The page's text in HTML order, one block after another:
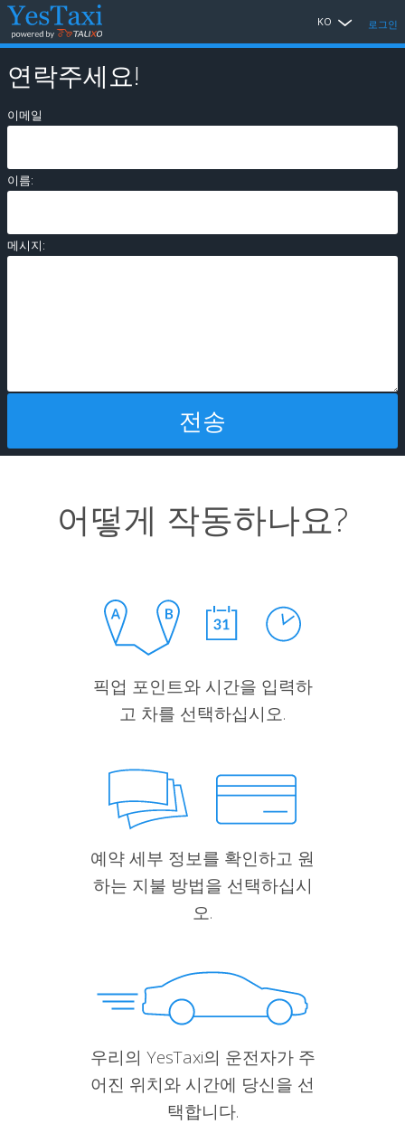
KO 로그인
연락주세요!
이메일
이름:
메시지:
어떻게 작동하나요?
픽업 포인트와 시간을 입력하
고 차를 선택하십시오.
예약 세부 정보를 확인하고 원
하는 지불 방법을 선택하십시
오.
우리의 YesTaxi의 운전자가 주
어진 위치와 시간에 당신을 선
택합니다.